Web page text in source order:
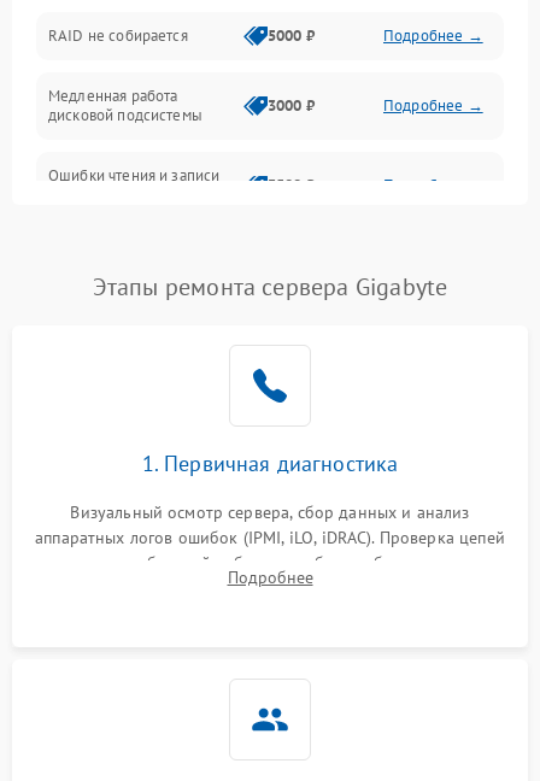
Контроллеры и интерфейсы
Виртуализация и сервисы
Программные сбои
Влага и внешные воздействия
RAID не собирается 5000 ₽ Подробнее →
Медленная работа
дисковой подсистемы
3000 ₽ Подробнее →
Ошибки чтения и записи
3500 ₽ Подробнее →
Этапы ремонта сервера Gigabyte
1. Первичная диагностика
Визуальный осмотр сервера, сбор данных и анализ
аппаратных логов ошибок (IPMI, iLO, iDRAC). Проверка цепей
питания и базовой работоспособности без вскрытия
корпуса для быстрой локализации сбоя.
Подробнее